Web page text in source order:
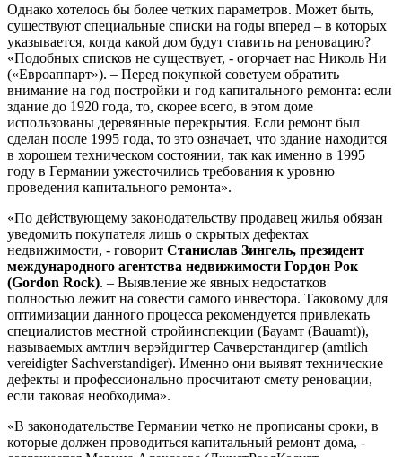
Однако хотелось бы более четких параметров. Может быть,
существуют специальные списки на годы вперед – в которых
указывается, когда какой дом будут ставить на реновацию?
«Подобных списков не существует, - огорчает нас Николь Ни
(«Евроаппарт»). – Перед покупкой советуем обратить
внимание на год постройки и год капитального ремонта: если
здание до 1920 года, то, скорее всего, в этом доме
использованы деревянные перекрытия. Если ремонт был
сделан после 1995 года, то это означает, что здание находится
в хорошем техническом состоянии, так как именно в 1995
году в Германии ужесточились требования к уровню
проведения капитального ремонта».
«По действующему законодательству продавец жилья обязан
уведомить покупателя лишь о скрытых дефектах
недвижимости, - говорит Станислав Зингель, президент
международного агентства недвижимости Гордон Рок
(Gordon Rock). – Выявление же явных недостатков
полностью лежит на совести самого инвестора. Таковому для
оптимизации данного процесса рекомендуется привлекать
специалистов местной стройинспекции (Бауамт (Bauamt)),
называемых амтлич верэйдигтер Сачверстандигер (amtlich
vereidigter Sachverstandiger). Именно они выявят технические
дефекты и профессионально просчитают смету реновации,
если таковая необходима».
«В законодательстве Германии четко не прописаны сроки, в
которые должен проводиться капитальный ремонт дома, -